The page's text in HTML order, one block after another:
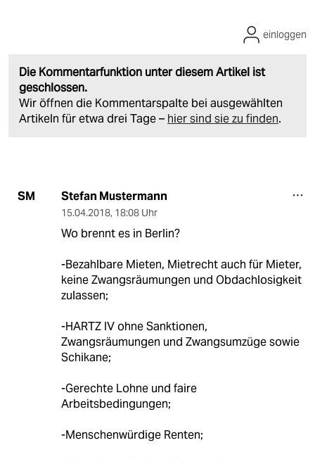
Die Kommentarfunktion unter diesem Artikel ist
geschlossen.
Wir öffnen die Kommentarspalte bei ausgewählten
Artikeln für etwa drei Tage – hier sind sie zu finden.
einloggen
SM Stefan Mustermann
15.04.2018, 18:08 Uhr
Wo brennt es in Berlin?
-Bezahlbare Mieten, Mietrecht auch für Mieter,
keine Zwangsräumungen und Obdachlosigkeit
zulassen;
-HARTZ IV ohne Sanktionen,
Zwangsräumungen und Zwangsumzüge sowie
Schikane;
-Gerechte Lohne und faire
Arbeitsbedingungen;
-Menschenwürdige Renten;